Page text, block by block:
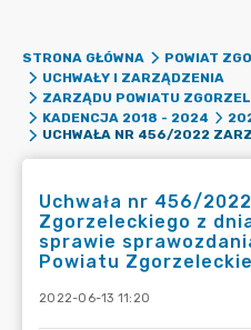
STRONA GŁÓWNA
POWIAT
UCHWAŁY I ZARZĄDZENIA
ZARZĄDU POWIATU
KADENCJA 2018 - 2024
Uchwała nr 456/
Zgorzeleckiego z
sprawie
Powiatu
2022-06-13 11:20